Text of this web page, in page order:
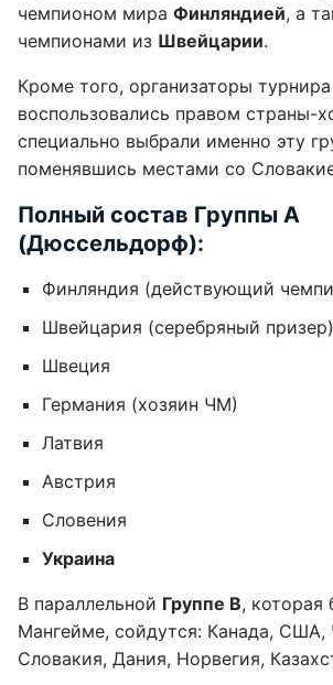
чемпионом мира Финляндией, а
чемпионами из Швейцарии.
Кроме того, организаторы
воспользовались правом страны-
специально выбрали именно эту
поменявшись местами со
Полный состав Группы А
(Дюссельдорф):
Финляндия (действующий
Швейцария (серебряный призер)
Швеция
Германия (хозяин ЧМ)
Латвия
Австрия
Словения
Украина
В параллельной Группе B, которая
Мангейме, сойдутся: Канада, США,
Словакия, Дания, Норвегия,